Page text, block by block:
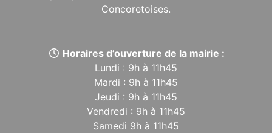
Concoretoises.
Horaires d’ouverture de la mairie :
Lundi : 9h à 11h45
Mardi : 9h à 11h45
Jeudi : 9h à 11h45
Vendredi : 9h à 11h45
Samedi 9h à 11h45